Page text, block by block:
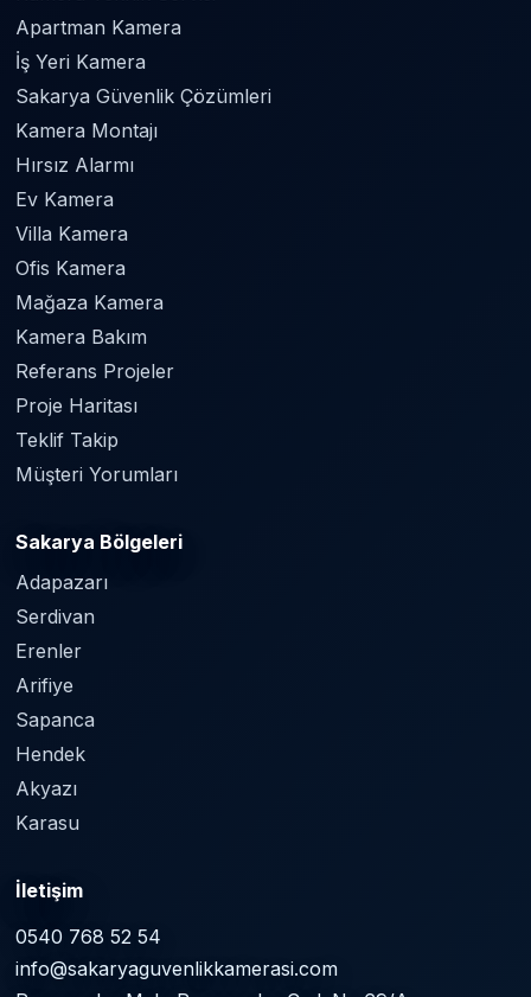
Apartman Kamera
İş Yeri Kamera
Sakarya Güvenlik Çözümleri
Kamera Montajı
Hırsız Alarmı
Ev Kamera
Villa Kamera
Ofis Kamera
Mağaza Kamera
Kamera Bakım
Referans Projeler
Proje Haritası
Teklif Takip
Müşteri Yorumları
Sakarya Bölgeleri
Adapazarı
Serdivan
Erenler
Arifiye
Sapanca
Hendek
Akyazı
Karasu
İletişim
0540 768 52 54
info@sakaryaguvenlikkamerasi.com